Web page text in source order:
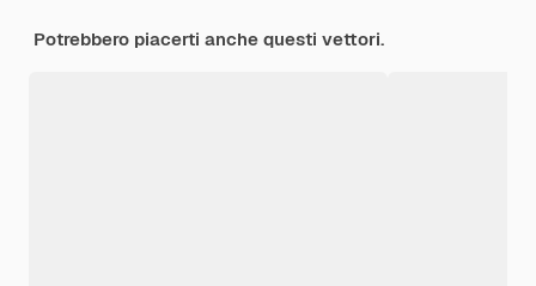
Potrebbero piacerti anche questi vettori.